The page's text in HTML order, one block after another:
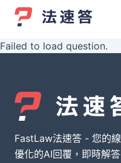
Failed to load question.
FastLaw法速答 - 您的
優化的AI回覆，即時解